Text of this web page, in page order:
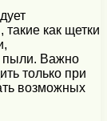
как щетки
пыли. Важно
только при
возможных